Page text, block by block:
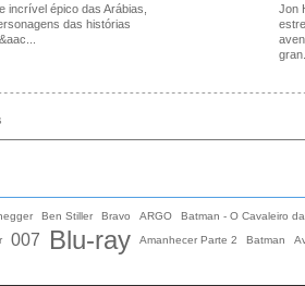
incrível épico das Arábias,
das histórias
Jon
Ben Stiller Bravo ARGO Batman - O Cavaleiro
007 Blu-ray Amanhecer Parte 2 Batman